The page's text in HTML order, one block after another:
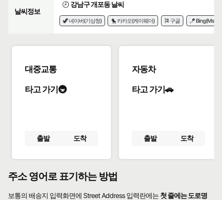
날씨정보
🕗 강남구 개포동 날씨
🦖 네이버(기상청) 🐤 카카오(케이웨더) 🎏 구글 🪁 Bing(Msn)
대중교통
타고 가기🚇
출발 도착
자동차
타고 가기🚗
출발 도착
주소 영어로 표기하는 방법
보통의 배송지 입력화면에 Street Address 입력란에는 첫 줄에는 도로명